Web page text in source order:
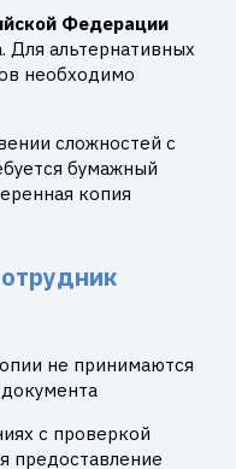
Федерации
Для альтернативных
необходимо
сложностей с
бумажный
копия
не принимаются
с проверкой
предоставление